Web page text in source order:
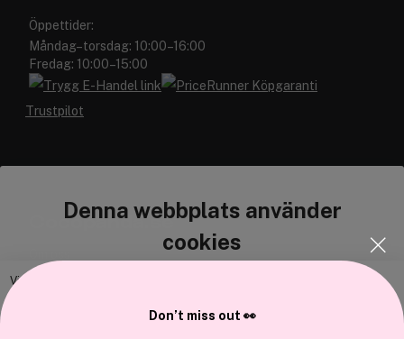
Denna webbplats använder
cookies
Vi använder enhetsidentifierare för att anpassa innehållet och
Öppettider:
Måndag–torsdag: 10:00–16:00
Fredag: 10:00–15:00
Trustpilot
Cocopanda.se
Don’t miss out 👀